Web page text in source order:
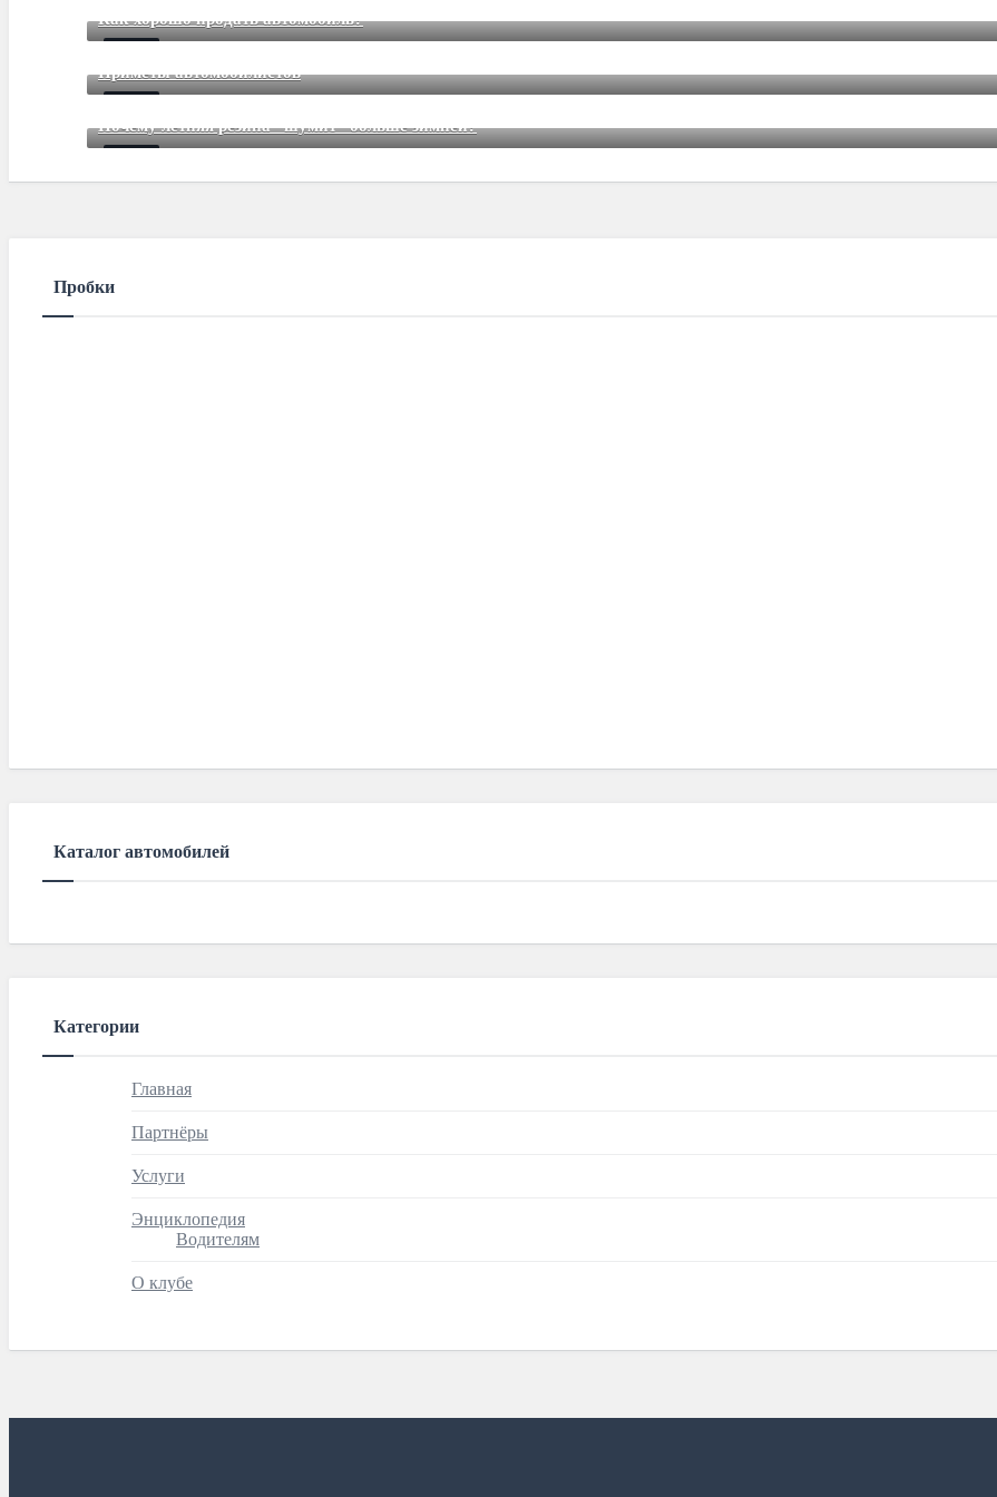
Как хорошо продать автомобиль?
Приметы автомобилистов
Почему летняя резина "шумит" больше зимней?
Пробки
Каталог автомобилей
Категории
Главная
Партнёры
Услуги
Энциклопедия
Водителям
О клубе